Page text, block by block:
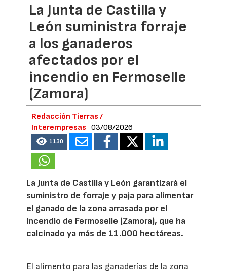
La Junta de Castilla y
León suministra forraje
a los ganaderos
afectados por el
incendio en Fermoselle
(Zamora)
Redacción Tierras /
Interempresas
03/08/2026
1130
La Junta de Castilla y León garantizará el
suministro de forraje y paja para alimentar
el ganado de la zona arrasada por el
incendio de Fermoselle (Zamora), que ha
calcinado ya más de 11.000 hectáreas.
El alimento para las ganaderías de la zona